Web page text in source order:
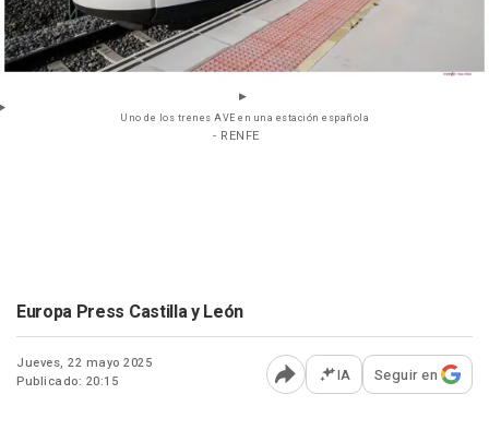
Uno de los trenes AVE en una estación española
- RENFE
Europa Press Castilla y León
Jueves, 22 mayo 2025
Publicado: 20:15
Abrir opciones para
IA Seguir en